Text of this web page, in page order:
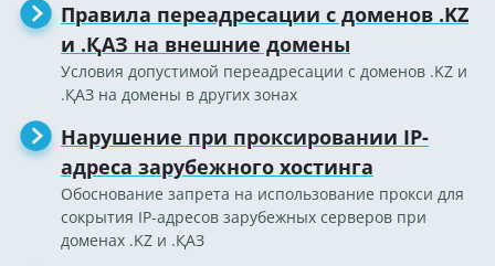
Правила переадресации с доменов .KZ
и .ҚАЗ на внешние домены
Условия допустимой переадресации с доменов .KZ и
.ҚАЗ на домены в других зонах
Нарушение при проксировании IP-
адреса зарубежного хостинга
Обоснование запрета на использование прокси для
сокрытия IP-адресов зарубежных серверов при
доменах .KZ и .ҚАЗ